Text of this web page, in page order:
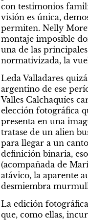
con testimonios
visión es única,
permiten. Nelly
montaje imposible
una de las
normativizada, la
Leda Valladares
argentino de ese
Valles Calchaquíes
elección fotográfica
presenta en una
tratase de un alien
para llegar a un
definición binaria,
(acompañada de
atávico, la aparente
desmiembra
La edición
que, como ellas,